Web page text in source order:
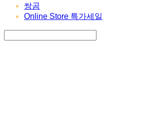
쌍곰
Online Store 특가세일